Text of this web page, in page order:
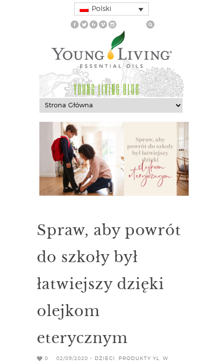
Polski
YOUNG LIVING BLOG
Spraw, aby powrót
do szkoły był
łatwiejszy dzięki
olejkom
eterycznym
0 02/09/2020 - DZIECI PRODUKTY YL
W